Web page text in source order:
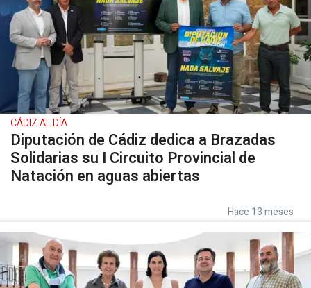
CÁDIZ AL DÍA
Diputación de Cádiz dedica a Brazadas
Solidarias su I Circuito Provincial de
Natación en aguas abiertas
Hace 13 meses